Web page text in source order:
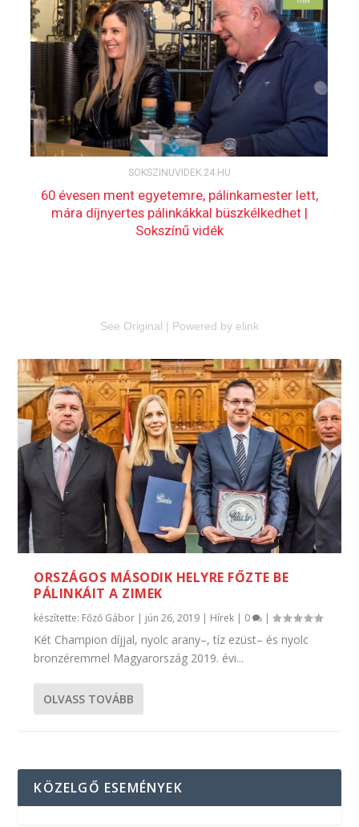
See Original | Powered by elink
ORSZÁGOS MÁSODIK HELYRE FŐZTE BE
PÁLINKÁIT A ZIMEK
készítette: Főző Gábor | jún 26, 2019 | Hírek | 0 |
Két Champion díjjal, nyolc arany–, tíz ezüst– és nyolc
bronzéremmel Magyarország 2019. évi...
OLVASS TOVÁBB
KÖZELGŐ ESEMÉNYEK